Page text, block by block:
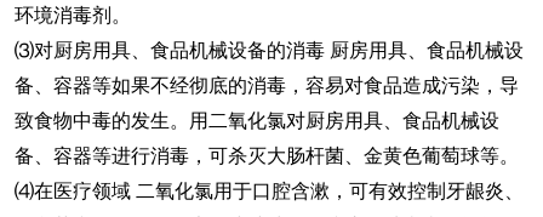
环境消毒剂。
⑶对厨房用具、食品机械设备的消毒 厨房用具、食品机械设
备、容器等如果不经彻底的消毒，容易对食品造成污染，导
致食物中毒的发生。用二氧化氯对厨房用具、食品机械设
备、容器等进行消毒，可杀灭大肠杆菌、金黄色葡萄球等。
⑷在医疗领域 二氧化氯用于口腔含漱，可有效控制牙龈炎、